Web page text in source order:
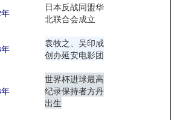
日本反战同盟华
北联合会成立
袁牧之、吴印咸
创办延安电影团
世界杯进球最高
纪录保持者方丹
出生